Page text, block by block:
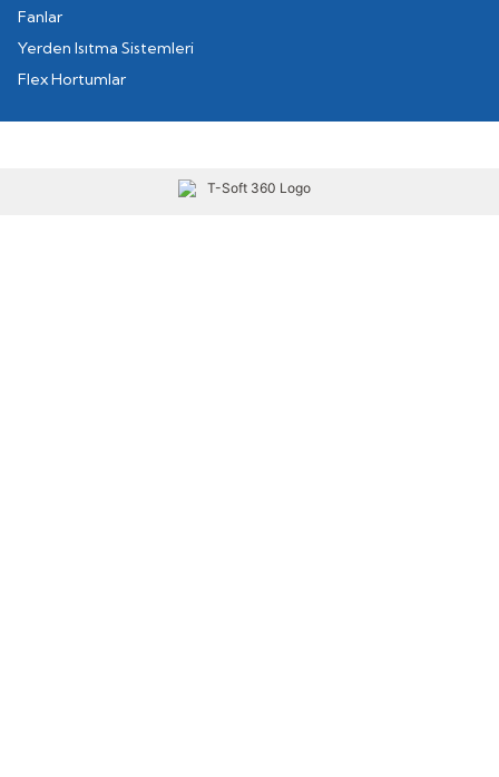
Fanlar
Yerden Isıtma Sistemleri
Flex Hortumlar